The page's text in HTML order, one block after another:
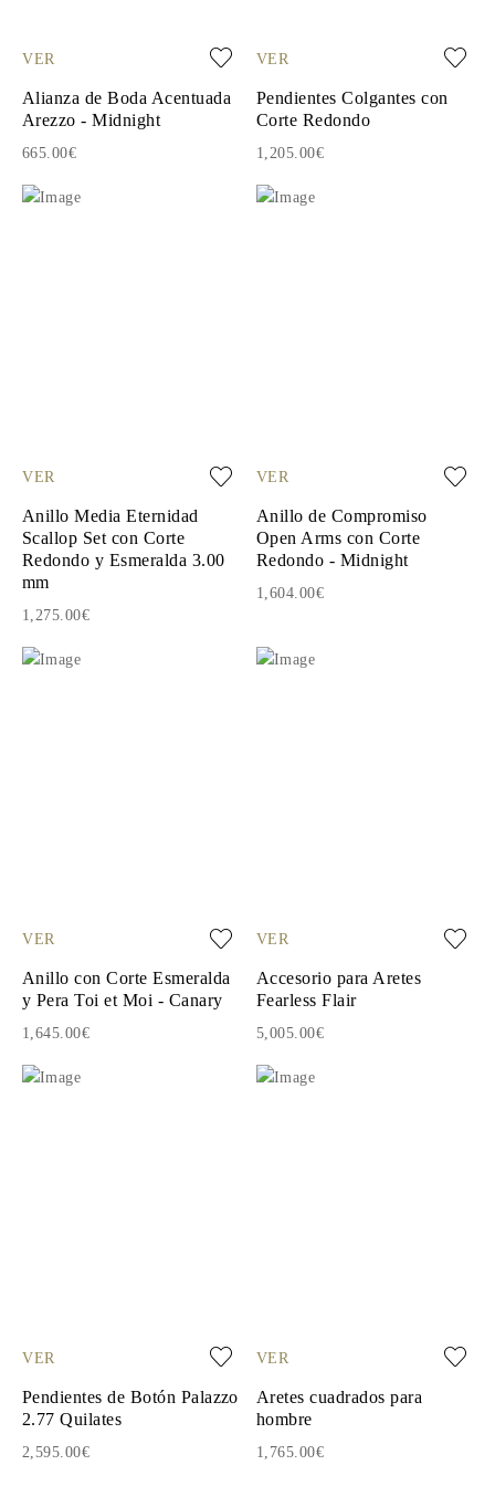
VER
Alianza de Boda Acentuada
Arezzo - Midnight
665.00€
VER
Pendientes Colgantes con
Corte Redondo
1,205.00€
VER
Anillo Media Eternidad
Scallop Set con Corte
Redondo y Esmeralda 3.00
mm
1,275.00€
VER
Anillo de Compromiso
Open Arms con Corte
Redondo - Midnight
1,604.00€
VER
Anillo con Corte Esmeralda
y Pera Toi et Moi - Canary
1,645.00€
VER
Accesorio para Aretes
Fearless Flair
5,005.00€
VER
Pendientes de Botón Palazzo
2.77 Quilates
2,595.00€
VER
Aretes cuadrados para
hombre
1,765.00€